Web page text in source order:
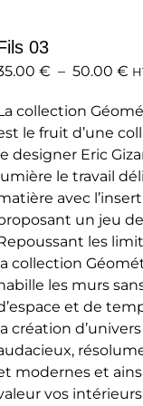
sur
la
page
du
03
€ – 50.00 €
à
collection
le fruit d’une
designer Eric
le travail
avec
un jeu
les
collection
les murs
et de
création
modernes et
vos